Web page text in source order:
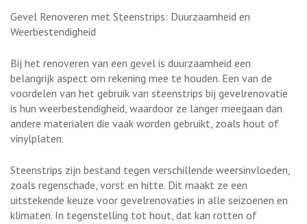
Gevel Renoveren met Steenstrips: Duurzaamheid en
Weerbestendigheid
Bij het renoveren van een gevel is duurzaamheid een
belangrijk aspect om rekening mee te houden. Een van de
voordelen van het gebruik van steenstrips bij gevelrenovatie
is hun weerbestendigheid, waardoor ze langer meegaan dan
andere materialen die vaak worden gebruikt, zoals hout of
vinylplaten.
Steenstrips zijn bestand tegen verschillende weersinvloeden,
zoals regenschade, vorst en hitte. Dit maakt ze een
uitstekende keuze voor gevelrenovaties in alle seizoenen en
klimaten. In tegenstelling tot hout, dat kan rotten of